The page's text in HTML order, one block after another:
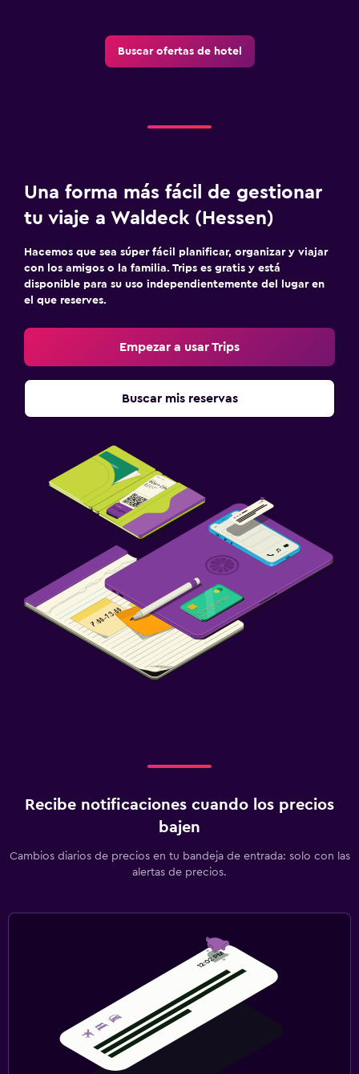
Buscar ofertas de hotel
Una forma más fácil de gestionar
tu viaje a Waldeck (Hessen)
Hacemos que sea súper fácil planificar, organizar y viajar
con los amigos o la familia. Trips es gratis y está
disponible para su uso independientemente del lugar en
el que reserves.
Empezar a usar Trips
Buscar mis reservas
Recibe notificaciones cuando los precios
bajen
Cambios diarios de precios en tu bandeja de entrada: solo con las
alertas de precios.